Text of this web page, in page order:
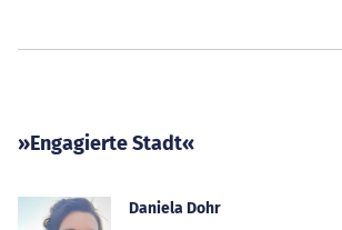
»Engagierte Stadt«
Daniela Dohr